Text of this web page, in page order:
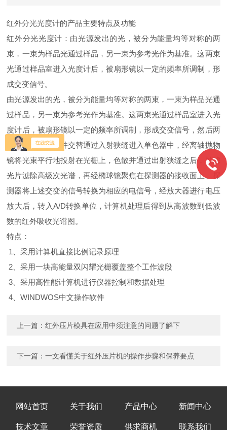
红外分光光度计的产品主要特点及功能
红外分光光度计：由光源发出的光，被分为能量均等对称的两
束，一束为样品光通过样品，另一束为参考光作为基准。这两束
光通过样品室进入光度计后，被扇形镜以一定的频率所调制，形
成交变信号。
由光源发出的光，被分为能量均等对称的两束，一束为样品光通
过样品，另一束为参考光作为基准。这两束光通过样品室进入光
度计后，被扇形镜以一定的频率所调制，形成交变信号，然后两
束光和为一束，并交替通过入射狭缝进入单色器中，经离轴抛物
镜将光束平行地投射在光栅上，色散并通过出射狭缝之后，被滤
光片滤除高级次光谱，再经椭球镜聚焦在探测器的接收面上。探
测器将上述交变的信号转换为相应的电信号，经放大器进行电压
放大后，转入A/D转换单位，计算机处理后得到从高波数到低波
数的红外吸收光谱图。
特点：
1、采用计算机直接比例记录原理
2、采用一块高能量双闪耀光栅覆盖整个工作波段
3、采用高性能计算机进行仪器控制和数据处理
4、WINDWOS中文操作软件
上一篇：红外压片模具在应用中须注意的问题了解下
下一篇：一文看懂关于红外压片机的操作步骤和保养要点
网站首页 关于我们 产品中心 新闻中心
技术文章 荣誉资质 供求商机 联系我们